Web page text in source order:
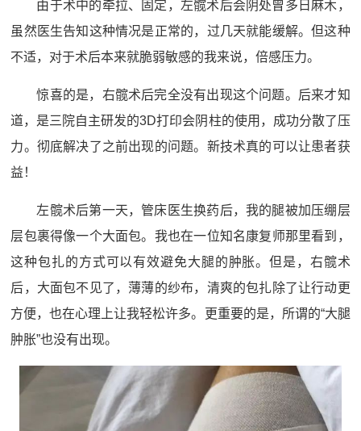
由于术中的牵拉、固定，左髋术后会阴处曾多日麻木，
虽然医生告知这种情况是正常的，过几天就能缓解。但这种
不适，对于术后本来就脆弱敏感的我来说，倍感压力。
惊喜的是，右髋术后完全没有出现这个问题。后来才知
道，是三院自主研发的3D打印会阴柱的使用，成功分散了压
力。彻底解决了之前出现的问题。新技术真的可以让患者获
益！
左髋术后第一天，管床医生换药后，我的腿被加压绷层
层包裹得像一个大面包。我也在一位知名康复师那里看到，
这种包扎的方式可以有效避免大腿的肿胀。但是，右髋术
后，大面包不见了，薄薄的纱布，清爽的包扎除了让行动更
方便，也在心理上让我轻松许多。更重要的是，所谓的“大腿
肿胀”也没有出现。